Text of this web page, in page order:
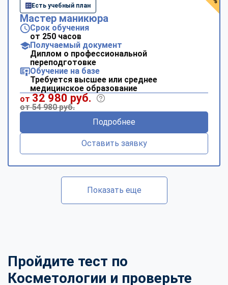
Есть учебный план
Мастер маникюра
Срок обучения
от 250 часов
Получаемый документ
Диплом о профессиональной
переподготовке
Обучение на базе
Требуется высшее или среднее
медицинское образование
от 32 980 руб.
от 54 980 руб.
Подробнее
Оставить заявку
Показать еще
Пройдите тест по
Косметологии и проверьте